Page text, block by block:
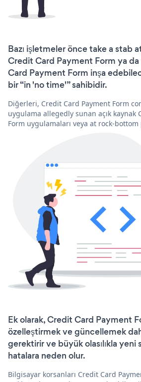
Bazı işletmeler önce take a stab
Credit Card Payment Form ya
Card Payment Form inşa
bir “in 'no time'” sahibidir.
Diğerleri, Credit Card Payment Form
uygulama allegedly sunan açık kaynak
Form uygulamaları veya at rock-bottom
Ek olarak, Credit Card Payment
özelleştirmek ve güncellemek
gerektirir ve büyük olasılıkla yeni
hatalara neden olur.
Bilgisayar korsanları Credit Card